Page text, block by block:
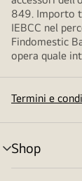
849. Importo
IEBCC nel
Findomestic
opera quale
Termini e
Shop
Attivazione
menu